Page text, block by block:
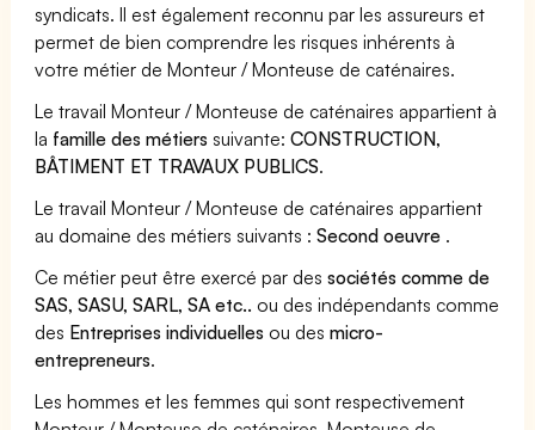
syndicats. Il est également reconnu par les assureurs et
permet de bien comprendre les risques inhérents à
votre métier de Monteur / Monteuse de caténaires.
Le travail Monteur / Monteuse de caténaires appartient à
la famille des métiers suivante:CONSTRUCTION,
BÂTIMENT ET TRAVAUX PUBLICS.
Le travail Monteur / Monteuse de caténaires appartient
au domaine des métiers suivants :Second oeuvre .
Ce métier peut être exercé par dessociétés comme de
SAS, SASU, SARL, SA etc.. ou des indépendants comme
des Entreprises individuelles ou desmicro-
entrepreneurs.
Les hommes et les femmes qui sont respectivement